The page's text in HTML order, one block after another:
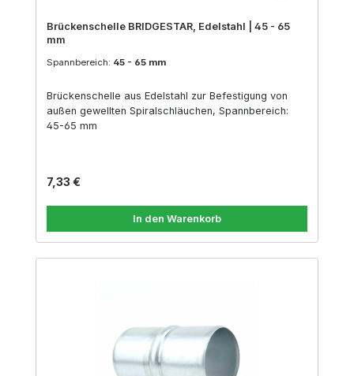
Brückenschelle BRIDGESTAR, Edelstahl | 45 - 65
mm
Spannbereich: 45 - 65 mm
Brückenschelle aus Edelstahl zur Befestigung von
außen gewellten Spiralschläuchen, Spannbereich:
45-65 mm
Regulärer Preis:
7,33 €
In den Warenkorb